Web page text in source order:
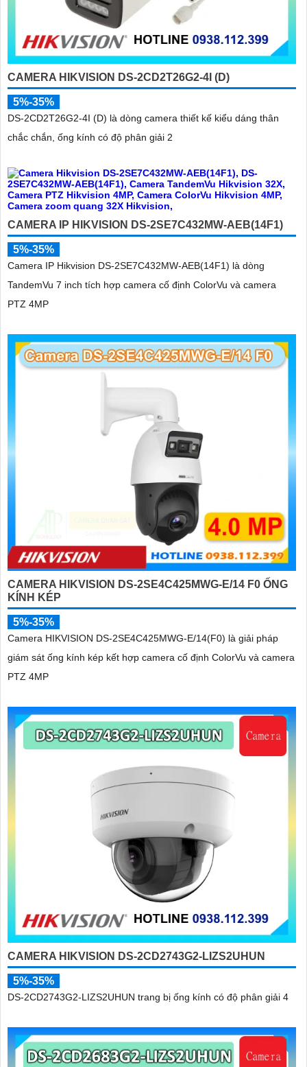
CAMERA HIKVISION DS-2CD2T26G2-4I (D)
5%-35%
DS-2CD2T26G2-4I (D) là dòng camera thiết kế kiểu dáng thân
chắc chắn, ống kính có độ phân giải 2
CAMERA IP HIKVISION DS-2SE7C432MW-AEB(14F1)
5%-35%
Camera IP Hikvision DS-2SE7C432MW-AEB(14F1) là dòng
TandemVu 7 inch tích hợp camera cố định ColorVu và camera
PTZ 4MP
CAMERA HIKVISION DS-2SE4C425MWG-E/14 F0 ỐNG
KÍNH KÉP
5%-35%
Camera HIKVISION DS-2SE4C425MWG-E/14(F0) là giải pháp
giám sát ống kính kép kết hợp camera cố định ColorVu và camera
PTZ 4MP
CAMERA HIKVISION DS-2CD2743G2-LIZS2UHUN
5%-35%
DS-2CD2743G2-LIZS2UHUN trang bị ống kính có độ phân giải 4